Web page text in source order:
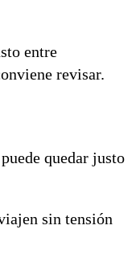
entre
revisar.
quedar justo
sin tensión